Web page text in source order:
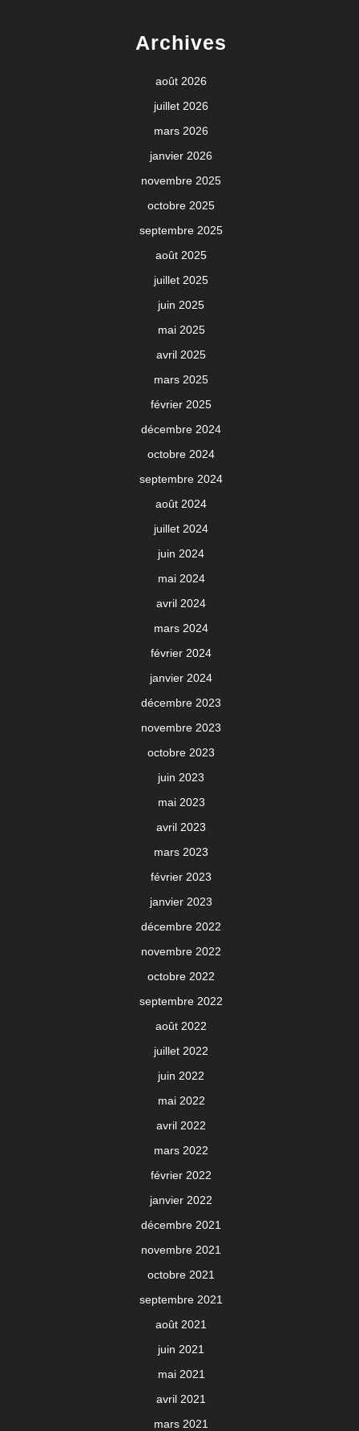
Archives
août 2026
juillet 2026
mars 2026
janvier 2026
novembre 2025
octobre 2025
septembre 2025
août 2025
juillet 2025
juin 2025
mai 2025
avril 2025
mars 2025
février 2025
décembre 2024
octobre 2024
septembre 2024
août 2024
juillet 2024
juin 2024
mai 2024
avril 2024
mars 2024
février 2024
janvier 2024
décembre 2023
novembre 2023
octobre 2023
juin 2023
mai 2023
avril 2023
mars 2023
février 2023
janvier 2023
décembre 2022
novembre 2022
octobre 2022
septembre 2022
août 2022
juillet 2022
juin 2022
mai 2022
avril 2022
mars 2022
février 2022
janvier 2022
décembre 2021
novembre 2021
octobre 2021
septembre 2021
août 2021
juin 2021
mai 2021
avril 2021
mars 2021